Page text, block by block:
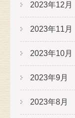
2023年12月
2023年11月
2023年10月
2023年9月
2023年8月